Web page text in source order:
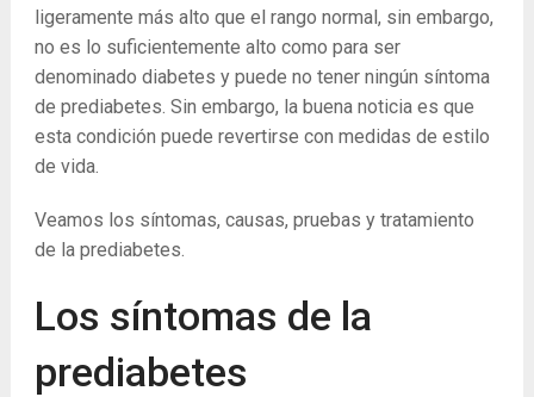
ligeramente más alto que el rango normal, sin embargo,
no es lo suficientemente alto como para ser
denominado diabetes y puede no tener ningún síntoma
de prediabetes. Sin embargo, la buena noticia es que
esta condición puede revertirse con medidas de estilo
de vida.
Veamos los síntomas, causas, pruebas y tratamiento
de la prediabetes.
Los síntomas de la
prediabetes